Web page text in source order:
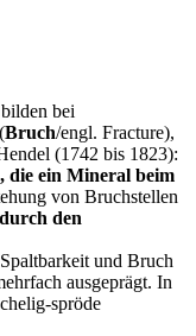
bei
Bruch/engl. Fracture),
(1742 bis 1823):
die ein Mineral beim
von Bruchstellen
den
und Bruch
ausgeprägt. In
spröde